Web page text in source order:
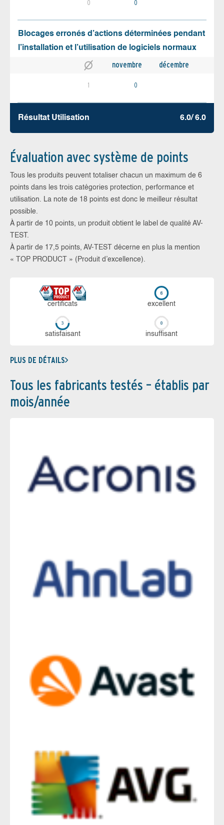
0 0
Blocages erronés d’actions déterminées pendant
l’installation et l’utilisation de logiciels normaux
novembre décembre
1 0
Résultat Utilisation 6.0/ 6.0
Évaluation avec système de points
Tous les produits peuvent totaliser chacun un maximum de 6
points dans les trois catégories protection, performance et
utilisation. La note de 18 points est donc le meilleur résultat
possible.
À partir de 10 points, un produit obtient le label de qualité AV-
TEST.
À partir de 17,5 points, AV-TEST décerne en plus la mention
« TOP PRODUCT » (Produit d’excellence).
certi­ficats ex­cellent
sa­tis­fai­sant in­suf­fi­sant
PLUS DE DÉTAILS
Tous les fabricants testés – établis par
mois/année